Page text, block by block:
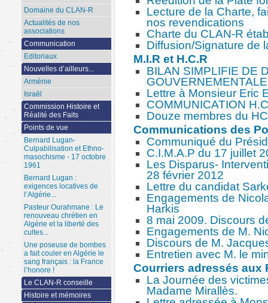
Lecture de la Charte,
nos revendications
Charte du CLAN-R
Diffusion/Signature de
M.I.R et H.C.R
BILAN SIMPLIFIE DE
GOUVERNEMENTALE
Lettre à Monsieur Eric
COMMUNICATION
Douze membres du
Communications des
Communiqué du
C.I.M.A.P du 17 juillet
Les Disparus-
28 février 2012
Lettre du candidat
Engagements de
Harkis
8 mai 2009. Discours
Engagements de M.
Discours de M.
Entretien avec M. le
Courriers adressés aux
La Journée des
Madame Mirallès.
Domaine du CLAN-R
Actualités de nos
associations
Communication
Editoriaux
Nouvelles d’ailleurs...
Arménie
Israël
Commission Histoire et
Réalité des Faits
Points de vue
Bernard Lugan-
Culpabilisation et Ethno-
masochisme - 17 octobre
1961
Bernard Lugan :
exigences locatives de
l’Algérie...
Pasteur Ourahmane : Le
renouveau chrétien en
Algérie et la liberté des
cultes...
Une poseuse de bombes
a fait couler en Algérie le
sang français : la France
l’honore !
Le CLAN-R conseille
Histoire et mémoires